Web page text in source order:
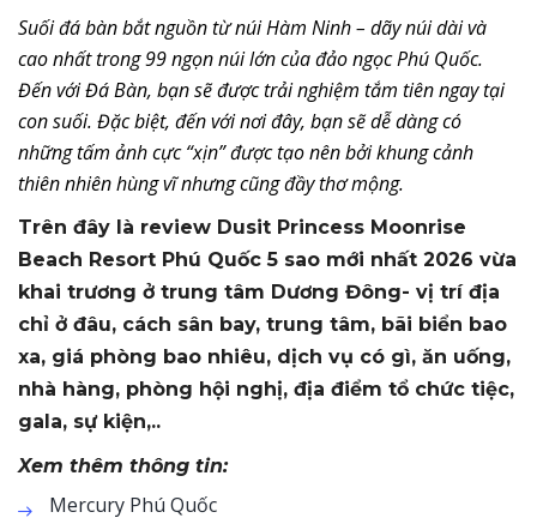
Suối đá bàn bắt nguồn từ núi Hàm Ninh – dãy núi dài và
cao nhất trong 99 ngọn núi lớn của đảo ngọc Phú Quốc.
Đến với Đá Bàn, bạn sẽ được trải nghiệm tắm tiên ngay tại
con suối. Đặc biệt, đến với nơi đây, bạn sẽ dễ dàng có
những tấm ảnh cực “xịn” được tạo nên bởi khung cảnh
thiên nhiên hùng vĩ nhưng cũng đầy thơ mộng.
Trên đây là review Dusit Princess Moonrise
Beach Resort Phú Quốc 5 sao mới nhất 2026 vừa
khai trương ở trung tâm Dương Đông- vị trí địa
chỉ ở đâu, cách sân bay, trung tâm, bãi biển bao
xa, giá phòng bao nhiêu, dịch vụ có gì, ăn uống,
nhà hàng, phòng hội nghị, địa điểm tổ chức tiệc,
gala, sự kiện,..
Xem thêm thông tin:
Mercury Phú Quốc